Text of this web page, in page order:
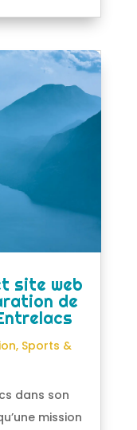
site web
de
, Sports &
dans son
mission